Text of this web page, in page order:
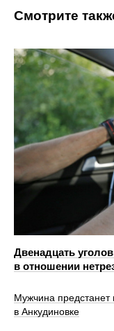
Смотрите
Двенадцать
в отношении
Мужчина предстанет
в Анкудиновке